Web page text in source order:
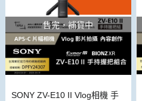
售完，補貨中
SONY ZV-E10 II Vlog相機 手